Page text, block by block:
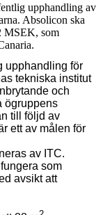
upphandling av
Absolicon ska
MSEK, som
upphandling för
tekniska institut
och
ögruppens
till följd av
ett av målen för
av ITC.
som
avsikt att